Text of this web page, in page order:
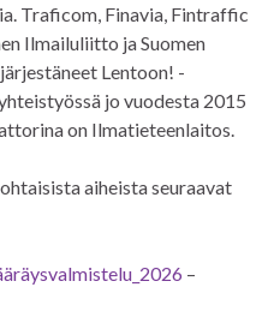
Traficom, Finavia, Fintraffic
Ilmailuliitto ja Suomen
Lentoon! -
jo vuodesta 2015
on Ilmatieteenlaitos.
aiheista seuraavat
–